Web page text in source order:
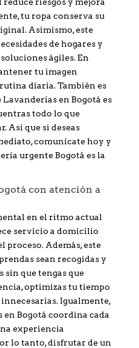
tu ropa conserva su
Asimismo, este
de hogares y
ágiles. En
tu imagen
diaria. También es
en Bogotá es
todo lo que
Así que si deseas
comunícate hoy y
urgente Bogotá es la
con atención a
en el ritmo actual
servicio a domicilio
proceso. Además, este
sean recogidas y
sin que tengas que
optimizas tu tiempo
Igualmente,
en Bogotá coordina cada
experiencia
lo tanto, disfrutar de un